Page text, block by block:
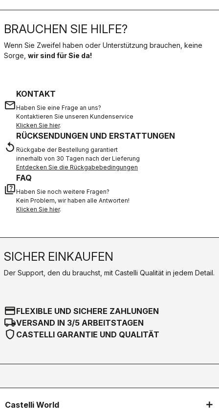
BRAUCHEN SIE HILFE?
Wenn Sie Zweifel haben oder Unterstützung brauchen, keine
Sorge, wir sind für Sie da!
email
KONTAKT
Haben Sie eine Frage an uns?
Kontaktieren Sie unseren Kundenservice
Klicken Sie hier.
replay
RÜCKSENDUNGEN UND ERSTATTUNGEN
Rückgabe der Bestellung garantiert
innerhalb von 30 Tagen nach der Lieferung
Entdecken Sie die Rückgabebedingungen
quiz
FAQ
Haben Sie noch weitere Fragen?
Kein Problem, wir haben alle Antworten!
Klicken Sie hier.
SICHER EINKAUFEN
Der Support, den du brauchst, mit Castelli Qualität in jedem Detail.
credit_cardFLEXIBLE UND SICHERE ZAHLUNGEN
local_shippingVERSAND IN 3/5 ARBEITSTAGEN
shield CASTELLI GARANTIE UND QUALITÄT
Castelli World